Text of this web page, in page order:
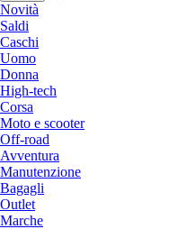
Novità
Saldi
Caschi
Uomo
Donna
High-tech
Corsa
Moto e scooter
Off-road
Avventura
Manutenzione
Bagagli
Outlet
Marche